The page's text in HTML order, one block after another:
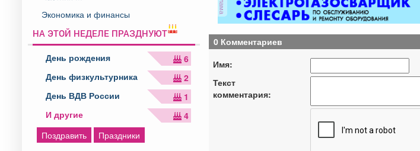
Экономика и финансы
НА ЭТОЙ НЕДЕЛЕ ПРАЗДНУЮТ
День рождения
6
День физкультурника
2
День ВДВ России
1
И другие
4
Поздравить
Праздники
0 Комментариев
Имя:
Текст
комментария: